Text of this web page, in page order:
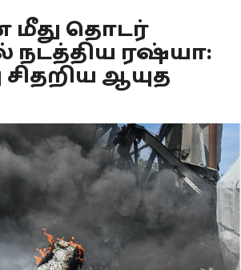
தொடர்
நடத்திய ரஷ்யா:
சிதறிய ஆயுத